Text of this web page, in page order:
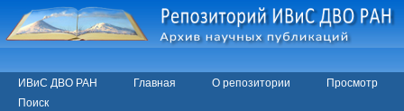
ИВиС ДВО РАН Главная О репозитории
Просмотр
Поиск